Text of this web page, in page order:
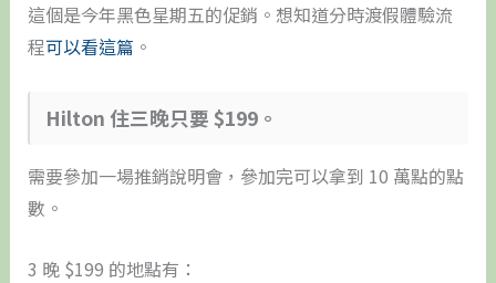
這個是今年黑色星期五的促銷。想知道分時渡假體驗流
程可以看這篇 。
Hilton 住三晚只要 $199。
需要參加一場推銷說明會，參加完可以拿到 10 萬點的點
數。
3 晚 $199 的地點有：